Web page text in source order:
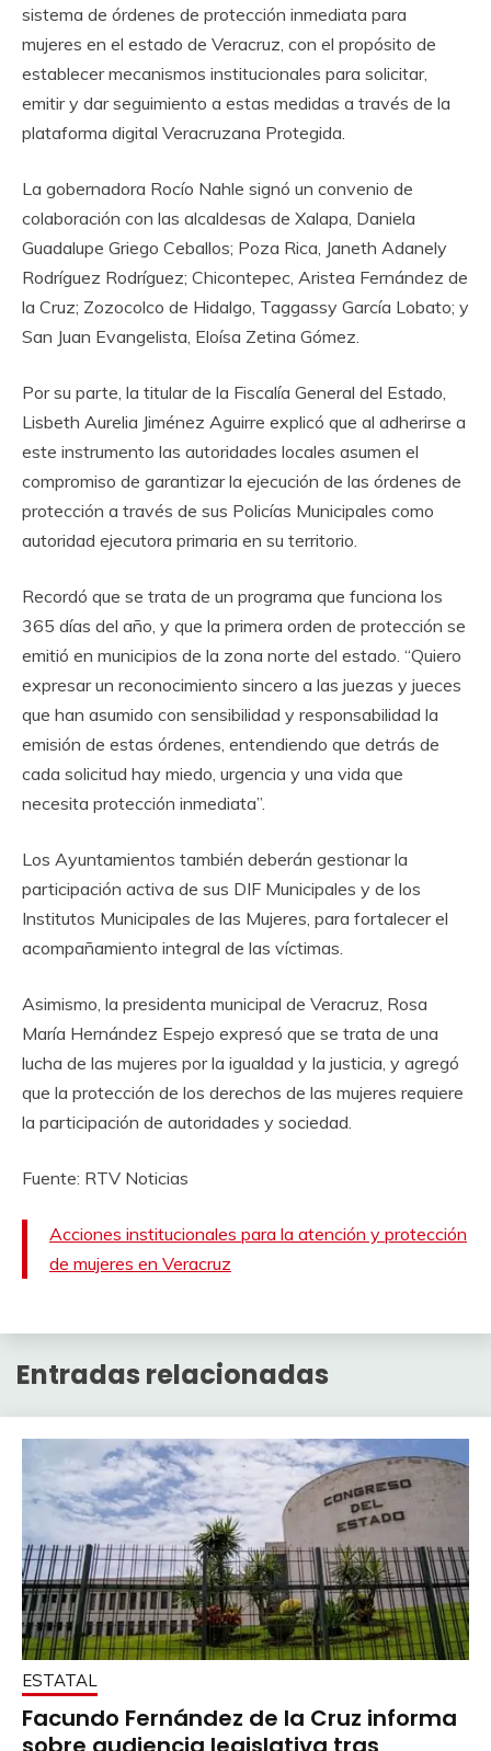
sistema de órdenes de protección inmediata para
mujeres en el estado de Veracruz, con el propósito de
establecer mecanismos institucionales para solicitar,
emitir y dar seguimiento a estas medidas a través de la
plataforma digital Veracruzana Protegida.
La gobernadora Rocío Nahle signó un convenio de
colaboración con las alcaldesas de Xalapa, Daniela
Guadalupe Griego Ceballos; Poza Rica, Janeth Adanely
Rodríguez Rodríguez; Chicontepec, Aristea Fernández de
la Cruz; Zozocolco de Hidalgo, Taggassy García Lobato; y
San Juan Evangelista, Eloísa Zetina Gómez.
Por su parte, la titular de la Fiscalía General del Estado,
Lisbeth Aurelia Jiménez Aguirre explicó que al adherirse a
este instrumento las autoridades locales asumen el
compromiso de garantizar la ejecución de las órdenes de
protección a través de sus Policías Municipales como
autoridad ejecutora primaria en su territorio.
Recordó que se trata de un programa que funciona los
365 días del año, y que la primera orden de protección se
emitió en municipios de la zona norte del estado. “Quiero
expresar un reconocimiento sincero a las juezas y jueces
que han asumido con sensibilidad y responsabilidad la
emisión de estas órdenes, entendiendo que detrás de
cada solicitud hay miedo, urgencia y una vida que
necesita protección inmediata”.
Los Ayuntamientos también deberán gestionar la
participación activa de sus DIF Municipales y de los
Institutos Municipales de las Mujeres, para fortalecer el
acompañamiento integral de las víctimas.
Asimismo, la presidenta municipal de Veracruz, Rosa
María Hernández Espejo expresó que se trata de una
lucha de las mujeres por la igualdad y la justicia, y agregó
que la protección de los derechos de las mujeres requiere
la participación de autoridades y sociedad.
Fuente: RTV Noticias
Acciones institucionales para la atención y protección
de mujeres en Veracruz
Entradas relacionadas
ESTATAL
Facundo Fernández de la Cruz informa